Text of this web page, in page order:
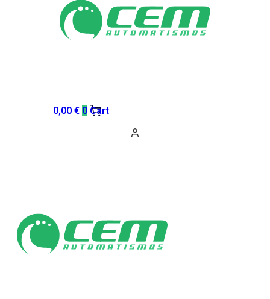
0,00 € 0 Cart